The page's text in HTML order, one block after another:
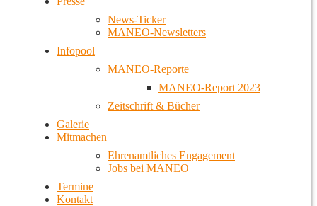
News-Ticker
MANEO-Newsletters
Infopool
MANEO-Reporte
MANEO-Report 2023
Zeitschrift & Bücher
Galerie
Mitmachen
Ehrenamtliches Engagement
Jobs bei MANEO
Termine
Kontakt